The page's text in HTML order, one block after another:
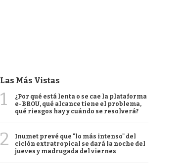
Las Más Vistas
1
¿Por qué está lenta o se cae la plataforma
e-BROU, qué alcance tiene el problema,
qué riesgos hay y cuándo se resolverá?
2
Inumet prevé que "lo más intenso" del
ciclón extratropical se dará la noche del
jueves y madrugada del viernes